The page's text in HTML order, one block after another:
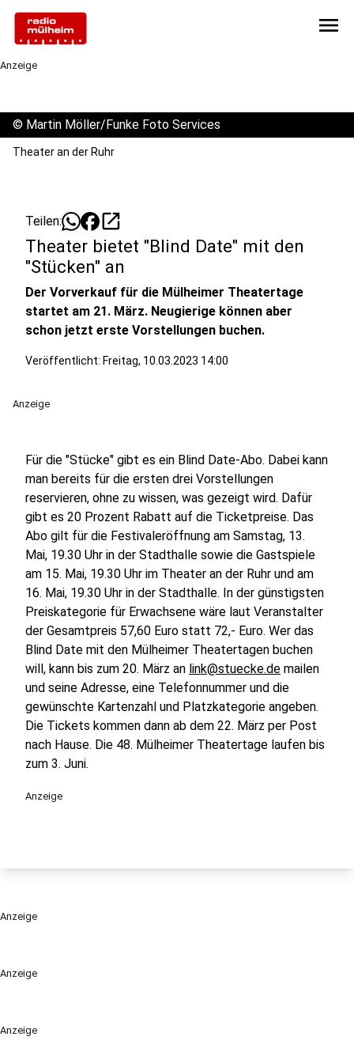
menu
Anzeige
Anzeige
Anzeige
© Martin Möller/Funke Foto Services
Theater an der Ruhr
Teilen: open_in_new
Theater bietet "Blind Date" mit den
"Stücken" an
Der Vorverkauf für die Mülheimer Theatertage
startet am 21. März. Neugierige können aber
schon jetzt erste Vorstellungen buchen.
Veröffentlicht: Freitag, 10.03.2023 14:00
Anzeige
Für die "Stücke" gibt es ein Blind Date-Abo. Dabei kann
man bereits für die ersten drei Vorstellungen
reservieren, ohne zu wissen, was gezeigt wird. Dafür
gibt es 20 Prozent Rabatt auf die Ticketpreise. Das
Abo gilt für die Festivaleröffnung am Samstag, 13.
Mai, 19.30 Uhr in der Stadthalle sowie die Gastspiele
am 15. Mai, 19.30 Uhr im Theater an der Ruhr und am
16. Mai, 19.30 Uhr in der Stadthalle. In der günstigsten
Preiskategorie für Erwachsene wäre laut Veranstalter
der Gesamtpreis 57,60 Euro statt 72,- Euro. Wer das
Blind Date mit den Mülheimer Theatertagen buchen
will, kann bis zum 20. März an link@stuecke.de mailen
und seine Adresse, eine Telefonnummer und die
gewünschte Kartenzahl und Platzkategorie angeben.
Die Tickets kommen dann ab dem 22. März per Post
nach Hause. Die 48. Mülheimer Theatertage laufen bis
zum 3. Juni.
Anzeige
Anzeige